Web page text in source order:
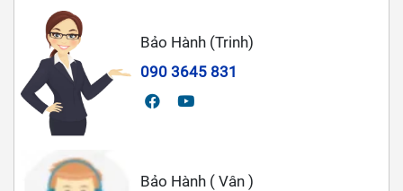
Bảo Hành (Trinh)
090 3645 831
Bảo Hành ( Vân )